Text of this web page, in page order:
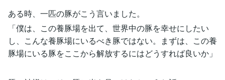
ある時、一匹の豚がこう言いました。
「僕は、この養豚場を出て、世界中の豚を幸せにしたい
し、こんな養豚場にいるべき豚ではない。まずは、この養
豚場にいる豚をここから解放するにはどうすれば良いか」